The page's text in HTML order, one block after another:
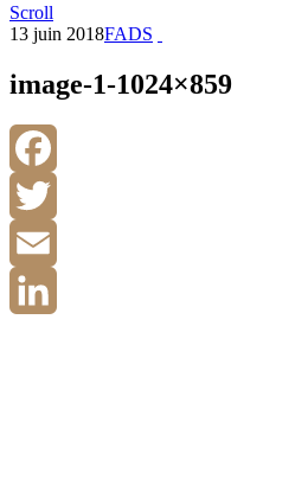
Scroll
13 juin 2018FADS
image-1-1024×859
Facebook
Twitter
Email